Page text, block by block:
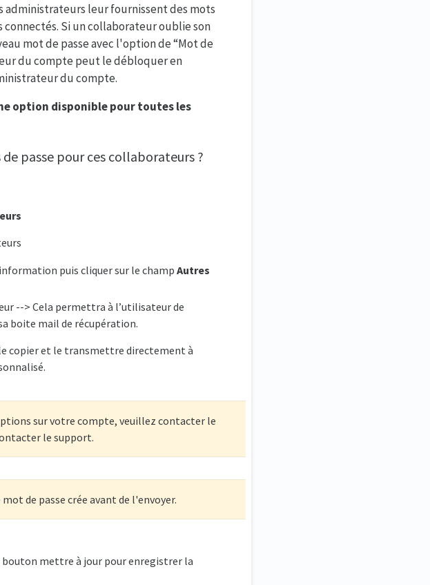
administrateurs leur fournissent des mots
Si un collaborateur oublie son
mot de passe avec l'option de “Mot de
du compte peut le débloquer en
du compte.
option disponible pour toutes les
passe pour ces collaborateurs ?
puis cliquer sur le champAutres
--> Cela permettra à l’utilisateur de
boite mail de récupération.
copier et le transmettre directement à
sur votre compte, veuillez contacter le
le support.
de passe crée avant de l'envoyer.
bouton mettre à jour pour enregistrer la